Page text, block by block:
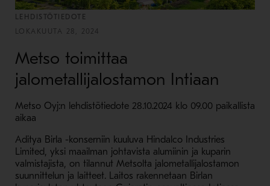
LEHDISTÖTIEDOTE
LOKAKUUTA 28, 2024
Metso toimittaa
jalometallijalostamon Intiaan
Metso Oyj:n lehdistötiedote 28.10.2024 klo 09.00 paikallista
aikaa
Aditya Birla -konserniin kuuluva Hindalco Industries
Limited, yksi maailman johtavista alumiinin ja kuparin
valmistajista, on tilannut Metsolta jalometallijalostamon
suunnittelun ja laitteet. Laitos rakennetaan Birlan